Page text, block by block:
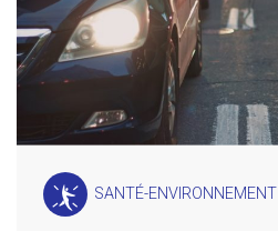
SANTÉ-ENVIRONNEMENT